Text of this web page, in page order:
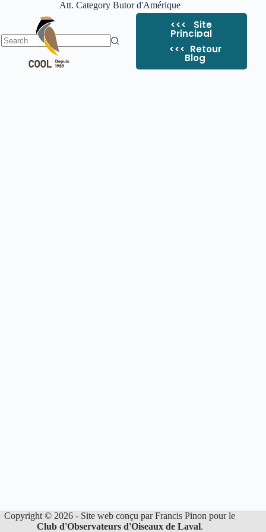
<<< Site
Principal
<<< ​ Retour
Blog
Att. CategoryButor d'Amérique
Copyright © 2026 - Site web conçu par Francis Pinon pour le
Club d'Observateurs d'Oiseaux de Laval.